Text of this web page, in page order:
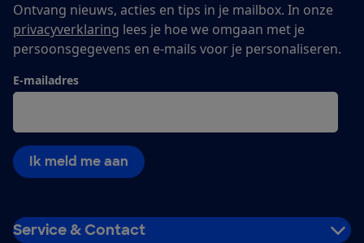
Ontvang nieuws, acties en tips in je mailbox. In onze
privacyverklaring lees je hoe we omgaan met je
persoonsgegevens en e-mails voor je personaliseren.
E-mailadres
Ik meld me aan
Service & Contact